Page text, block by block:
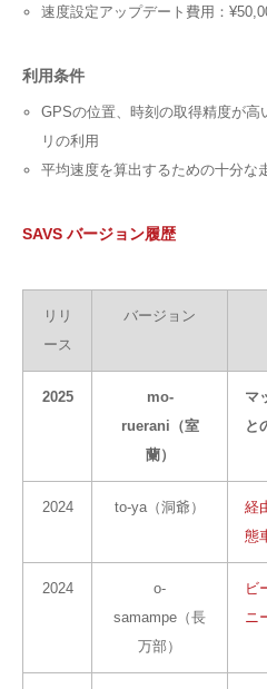
速度設定アップデート費用：
利用条件
GPSの位置、時刻の取得精度が
リの利用
平均速度を算出するための十分な
SAVS バージョン履歴
リリ
ース
バージョン
2025
mo-
ruerani（室
蘭）
マ
と
2024 to-ya（洞爺）
経
態
2024
o-
samampe（長
万部）
ビ
ニ